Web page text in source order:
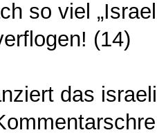
so viel
(14)
das